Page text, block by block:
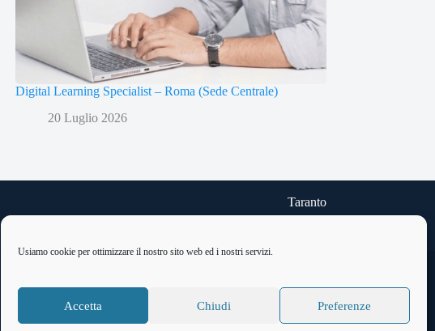
Usiamo cookie per ottimizzare il nostro sito web ed i nostri servizi.
Accetta Chiudi Preferenze
Digital Learning Specialist – Roma (Sede Centrale)
20 Luglio 2026
Taranto
Privacy Policy
Cookie Policy (UE)